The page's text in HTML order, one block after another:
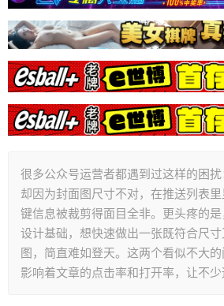
很多公众号运营者都遇到过这样的困扰
却因为封面图尺寸不对，在推送列表
键信息被裁剪得面目全非。更头疼的
设计基础，想快速做出一张既符合尺
图，简直难如登天。这两个看似不大
影响着文章的点击率和打开率，让不少